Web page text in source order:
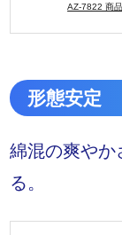
AZ-7822 商
形態安定
綿混の爽やか
る。